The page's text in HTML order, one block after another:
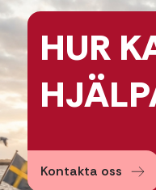
HUR
Kontakta oss